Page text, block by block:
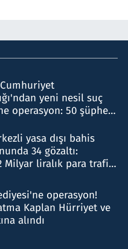
yeni nesil suç
operasyon: 50 şüpheli
yasa dışı bahis
34 gözaltı:
Milyar liralık para trafiği
operasyon!
Kaplan Hürriyet ve
alındı